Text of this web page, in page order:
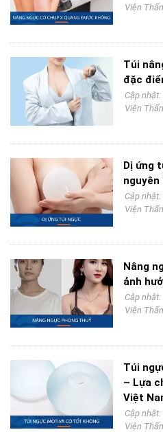
Viện
Túi
đặc
Cập
Viện
Dị ứng
Cập
Viện
Nâng
ảnh
Cập
Viện
Túi
– Lựa
Việt
Cập
Viện